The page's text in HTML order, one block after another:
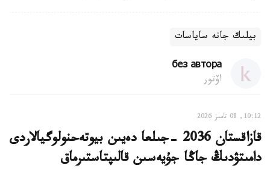
بيلىك جانە ساياسات
без автора
اۆتور
10:12, 08 تامىز 2026
قازاقستان 2036 -جىلعا دەيىن بيوتەحنولوگيالاردى
دامىتۋدىڭ جاڭا جۇيەسىن قالىپتاستىرماق